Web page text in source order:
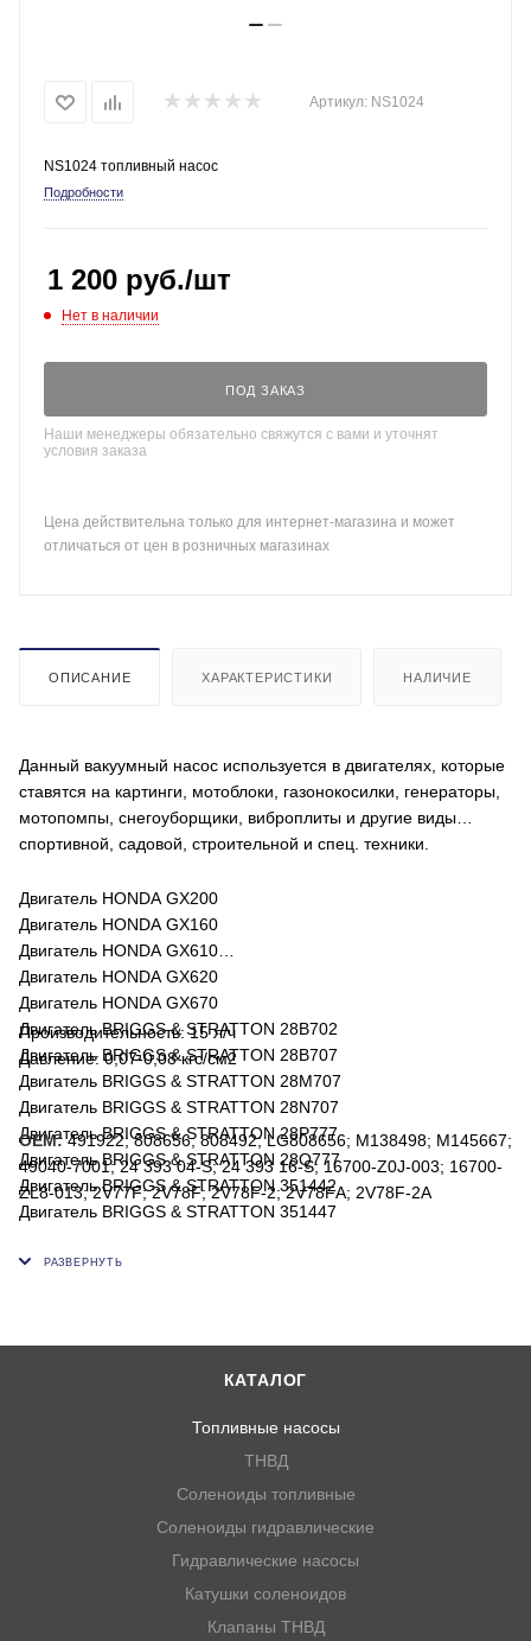
Артикул: NS1024
NS1024 топливный насос
Подробности
1 200 руб./шт
Нет в наличии
ПОД ЗАКАЗ
Наши менеджеры обязательно свяжутся с вами и уточнят
условия заказа
Цена действительна только для интернет-магазина и может
отличаться от цен в розничных магазинах
ОПИСАНИЕ ХАРАКТЕРИСТИКИ НАЛИЧИЕ
Данный вакуумный насос используется в двигателях, которые
ставятся на картинги, мотоблоки, газонокосилки, генераторы,
мотопомпы, снегоуборщики, виброплиты и другие виды
спортивной, садовой, строительной и спец. техники.
Двигатель HONDA GX200
Двигатель HONDA GX160
Двигатель HONDA GX610
Двигатель HONDA GX620
Двигатель HONDA GX670
Двигатель BRIGGS & STRATTON 28B702
Двигатель BRIGGS & STRATTON 28B707
Двигатель BRIGGS & STRATTON 28M707
Двигатель BRIGGS & STRATTON 28N707
Двигатель BRIGGS & STRATTON 28P777
Двигатель BRIGGS & STRATTON 28Q777
Двигатель BRIGGS & STRATTON 351442
Двигатель BRIGGS & STRATTON 351447
Двигатель KOHLER CV17-CV25
Двигатель HONDA GC135
Двигатель HONDA GC160LA
Двигатель HONDA GC190LA
Двигатель HONDA GCV520U
Двигатель HONDA GCV530
Двигатель HONDA GS160LA
Двигатель HONDA GS190A
Производительность: 15 л/ч
Давление: 0,07-0,08 кгс/см2
OEM:491922; 808656; 808492; LG808656; M138498; M145667;
49040-7001; 24 393 04-S; 24 393 16-S; 16700-Z0J-003; 16700-
ZL8-013; 2V77F; 2V78F; 2V78F-2; 2V78FА; 2V78F-2А
КАТАЛОГ
Топливные насосы
ТНВД
Соленоиды топливные
Соленоиды гидравлические
Гидравлические насосы
Катушки соленоидов
Клапаны ТНВД